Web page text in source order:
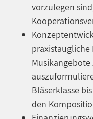
vorzulegen
Bläserklasse
den